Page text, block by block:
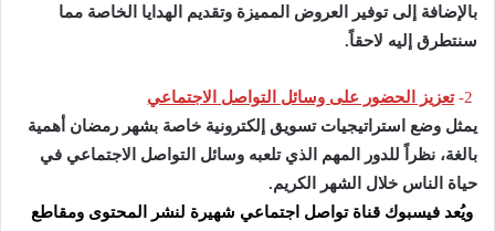
بالإضافة إلى توفير العروض المميزة وتقديم الهدايا الخاصة مما
سنتطرق إليه لاحقاً.
2-
تعزيز الحضور على وسائل التواصل الاجتماعي
يمثل وضع استراتيجيات تسويق إلكترونية خاصة بشهر رمضان أهمية
بالغة، نظراً للدور المهم الذي تلعبه وسائل التواصل الاجتماعي في
حياة الناس خلال الشهر الكريم.
ويُعد فيسبوك قناة تواصل اجتماعي شهيرة لنشر المحتوى ومقاطع